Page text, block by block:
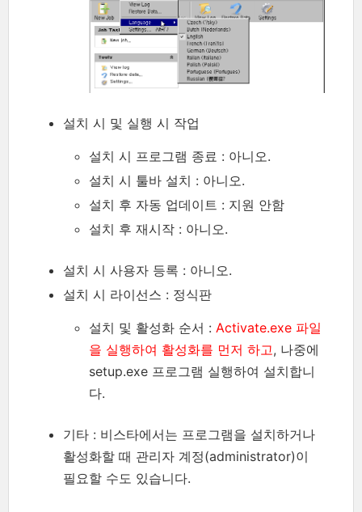
설치 시 및 실행 시 작업
설치 시 프로그램 종료 : 아니오.
설치 시 툴바 설치 : 아니오.
설치 후 자동 업데이트 : 지원 안함
설치 후 재시작 : 아니오.
설치 시 사용자 등록 : 아니오.
설치 시 라이선스 : 정식판
설치 및 활성화 순서 : Activate.exe 파일
을 실행하여 활성화를 먼저 하고, 나중에
setup.exe 프로그램 실행하여 설치합니
다.
기타 : 비스타에서는 프로그램을 설치하거나
활성화할 때 관리자 계정(administrator)이
필요할 수도 있습니다.